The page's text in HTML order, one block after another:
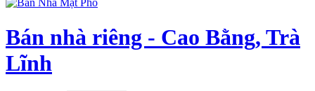
Bán nhà riêng - Cao Bằng, Trà
Lĩnh